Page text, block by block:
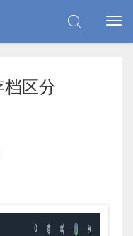
档区分